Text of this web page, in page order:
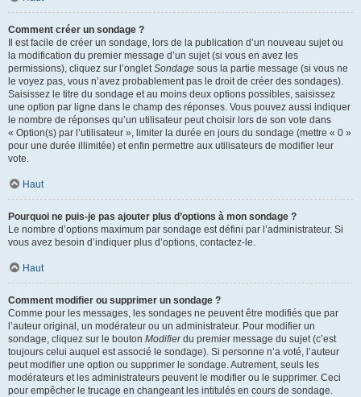
Comment créer un sondage ?
Il est facile de créer un sondage, lors de la publication d’un nouveau sujet ou
la modification du premier message d’un sujet (si vous en avez les
permissions), cliquez sur l’ongletSondage sous la partie message (si vous ne
le voyez pas, vous n’avez probablement pas le droit de créer des sondages).
Saisissez le titre du sondage et au moins deux options possibles, saisissez
une option par ligne dans le champ des réponses. Vous pouvez aussi indiquer
le nombre de réponses qu’un utilisateur peut choisir lors de son vote dans
« Option(s) par l’utilisateur », limiter la durée en jours du sondage (mettre « 0 »
pour une durée illimitée) et enfin permettre aux utilisateurs de modifier leur
vote.
Haut
Pourquoi ne puis-je pas ajouter plus d’options à mon sondage ?
Le nombre d’options maximum par sondage est défini par l’administrateur. Si
vous avez besoin d’indiquer plus d’options, contactez-le.
Haut
Comment modifier ou supprimer un sondage ?
Comme pour les messages, les sondages ne peuvent être modifiés que par
l’auteur original, un modérateur ou un administrateur. Pour modifier un
sondage, cliquez sur le bouton Modifierdu premier message du sujet (c’est
toujours celui auquel est associé le sondage). Si personne n’a voté, l’auteur
peut modifier une option ou supprimer le sondage. Autrement, seuls les
modérateurs et les administrateurs peuvent le modifier ou le supprimer. Ceci
pour empêcher le trucage en changeant les intitulés en cours de sondage.